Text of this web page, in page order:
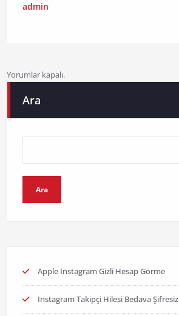
admin
Yorumlar kapalı.
Ara
Ara
Apple Instagram Gizli Hesap Görme
Instagram Takipçi Hilesi Bedava Şifresiz